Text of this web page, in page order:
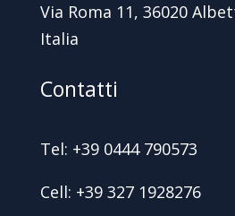
Via Roma 11, 36020
Italia
Contatti
Tel: +39 0444 790573
Cell: +39 327 1928276